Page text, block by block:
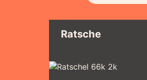
Ratsche